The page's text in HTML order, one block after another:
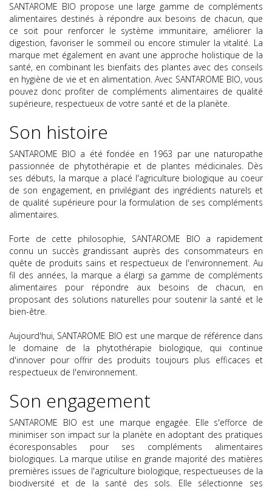
SANTAROME BIO propose une large gamme de compléments
alimentaires destinés à répondre aux besoins de chacun, que
ce soit pour renforcer le système immunitaire, améliorer la
digestion, favoriser le sommeil ou encore stimuler la vitalité. La
marque met également en avant une approche holistique de la
santé, en combinant les bienfaits des plantes avec des conseils
en hygiène de vie et en alimentation. Avec SANTAROME BIO, vous
pouvez donc profiter de compléments alimentaires de qualité
supérieure, respectueux de votre santé et de la planète.
Son histoire
SANTAROME BIO a été fondée en 1963 par une naturopathe
passionnée de phytothérapie et de plantes médicinales. Dès
ses débuts, la marque a placé l'agriculture biologique au coeur
de son engagement, en privilégiant des ingrédients naturels et
de qualité supérieure pour la formulation de ses compléments
alimentaires.
Forte de cette philosophie, SANTAROME BIO a rapidement
connu un succès grandissant auprès des consommateurs en
quête de produits sains et respectueux de l'environnement. Au
fil des années, la marque a élargi sa gamme de compléments
alimentaires pour répondre aux besoins de chacun, en
proposant des solutions naturelles pour soutenir la santé et le
bien-être.
Aujourd'hui, SANTAROME BIO est une marque de référence dans
le domaine de la phytothérapie biologique, qui continue
d'innover pour offrir des produits toujours plus efficaces et
respectueux de l'environnement.
Son engagement
SANTAROME BIO est une marque engagée. Elle s'efforce de
minimiser son impact sur la planète en adoptant des pratiques
écoresponsables pour ses compléments alimentaires
biologiques. La marque utilise en grande majorité des matières
premières issues de l'agriculture biologique, respectueuses de la
biodiversité et de la santé des sols. Elle sélectionne ses